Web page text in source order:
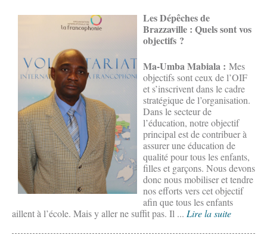
Les Dépêches de
Brazzaville : Quels sont vos
objectifs ?
Ma-Umba Mabiala : Mes
objectifs sont ceux de l’OIF
et s’inscrivent dans le cadre
stratégique de l’organisation.
Dans le secteur de
l’éducation, notre objectif
principal est de contribuer à
assurer une éducation de
qualité pour tous les enfants,
filles et garçons. Nous devons
donc nous mobiliser et tendre
nos efforts vers cet objectif
afin que tous les enfants
aillent à l’école. Mais y aller ne suffit pas. Il ... Lire la suite